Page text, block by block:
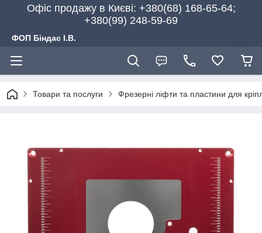
Офіс продажу в Києві: +380(68) 168-65-64;
+380(99) 248-59-69
ФОП Біндас І.В.
Товари та послуги Фрезерні ліфти та пластини для